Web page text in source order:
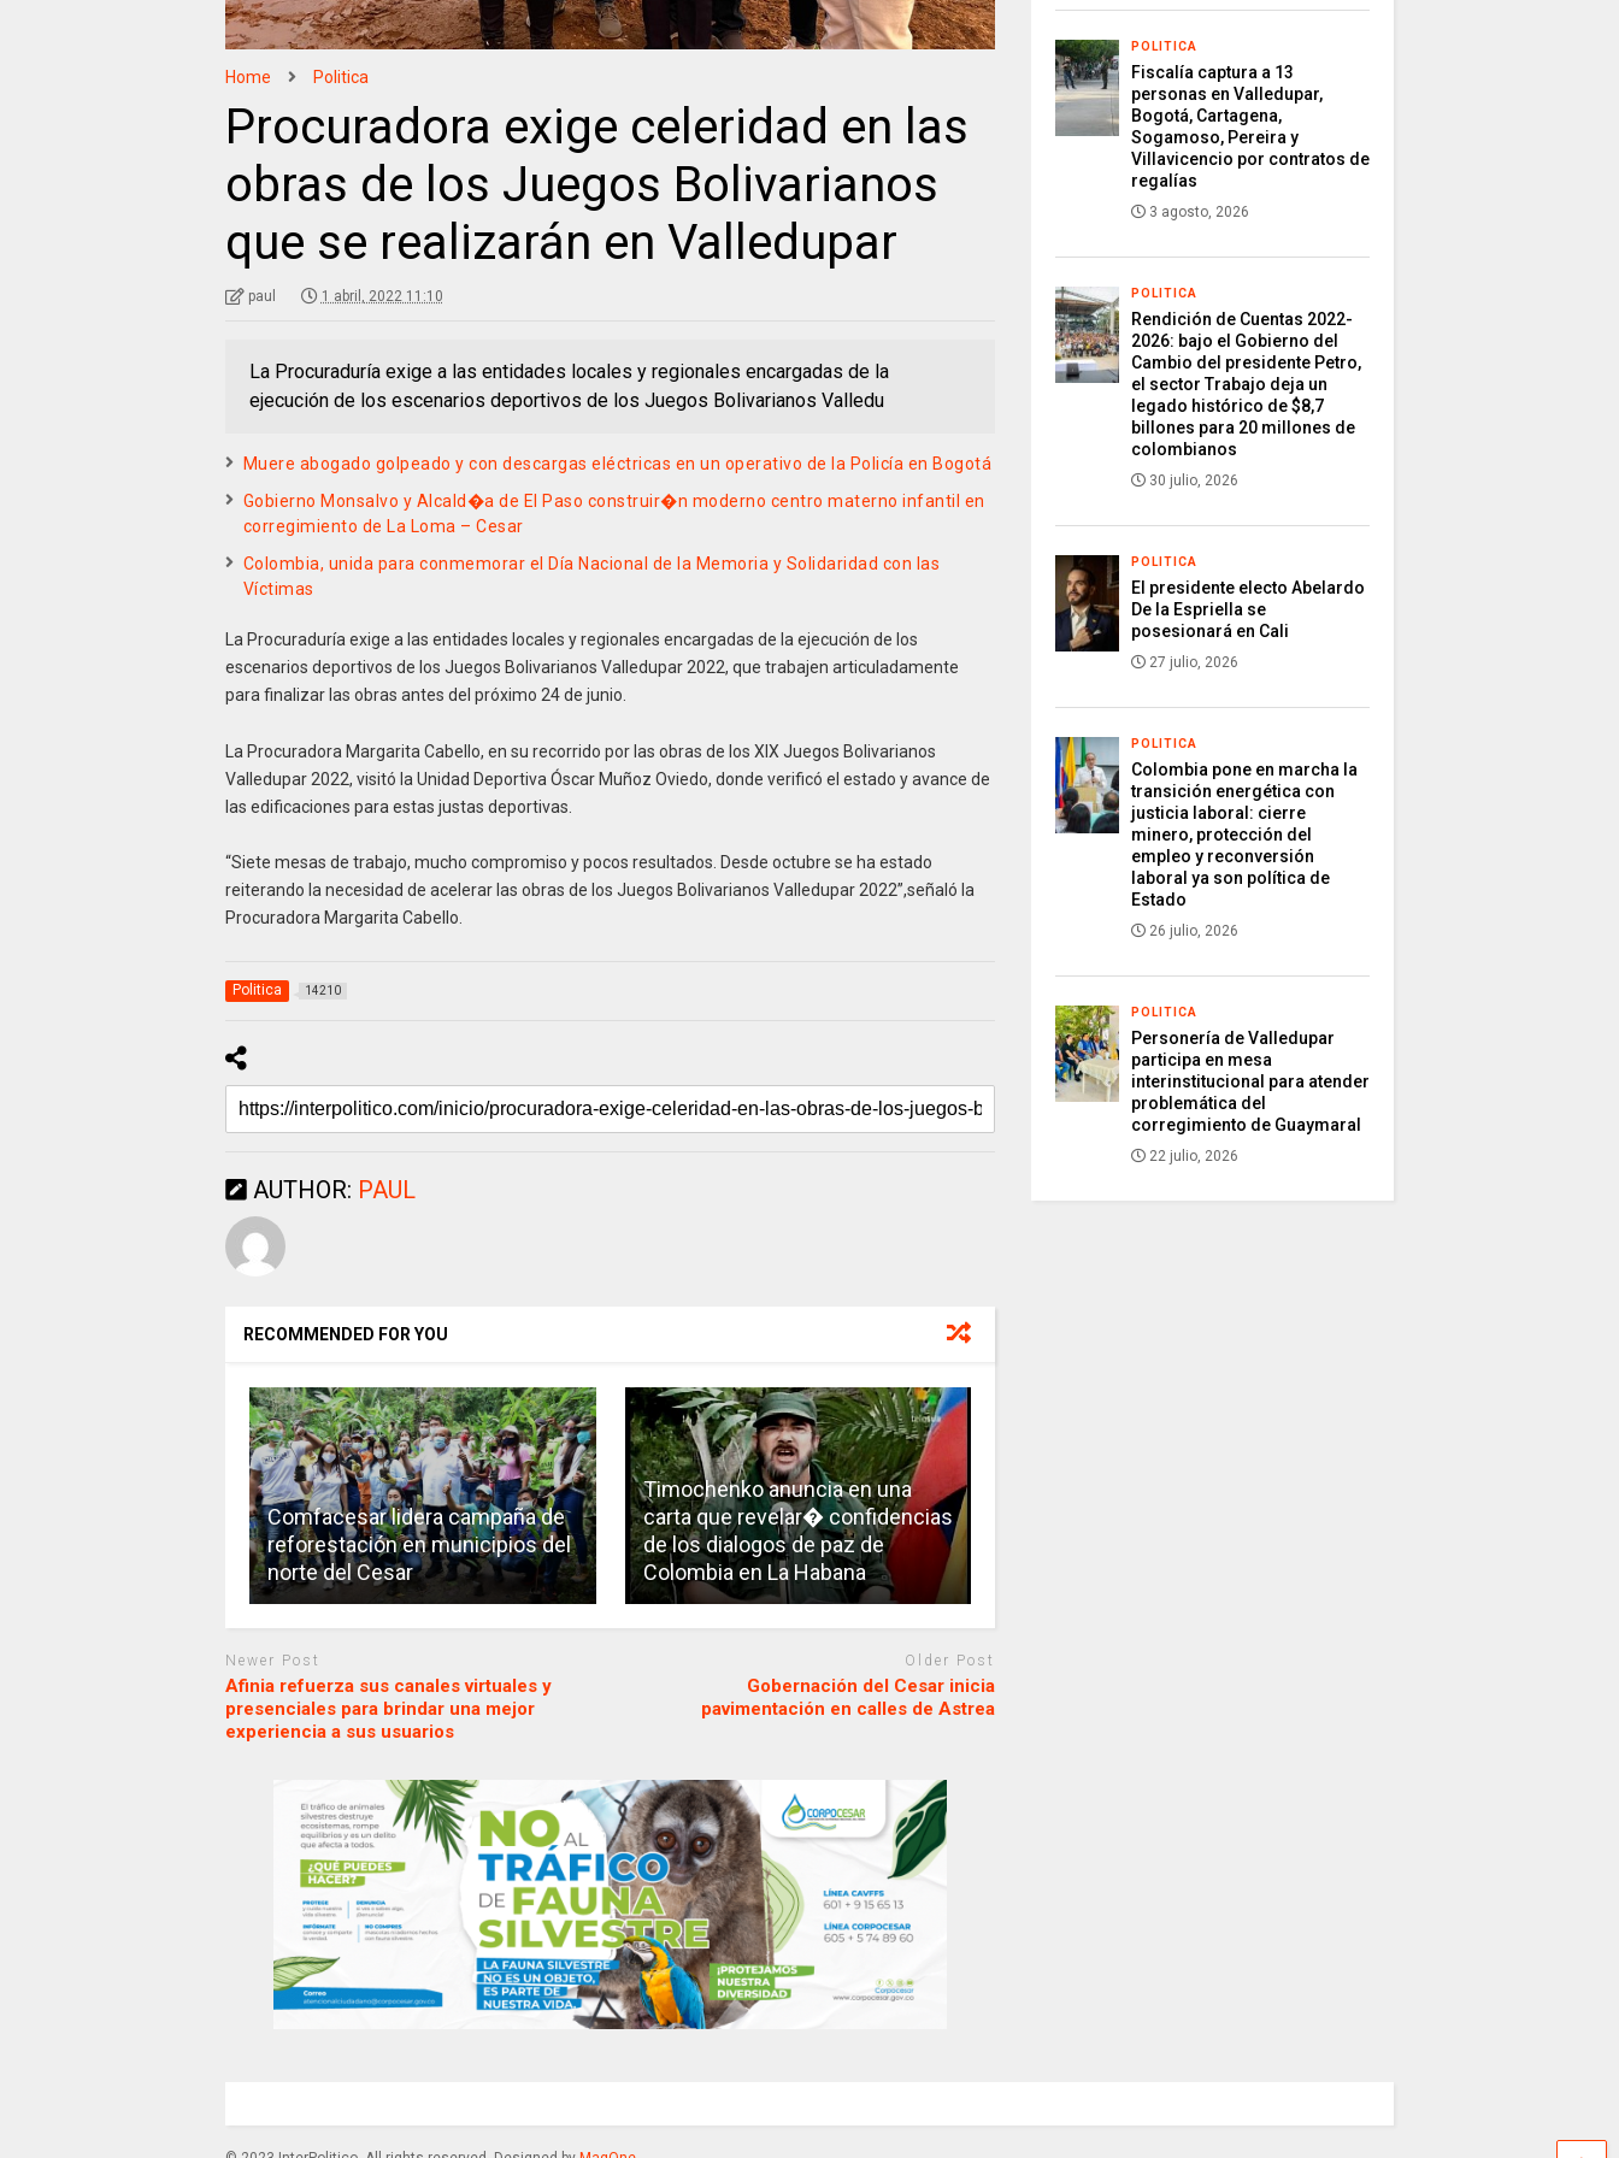
Home Politica
Procuradora exige celeridad en las
obras de los Juegos Bolivarianos
que se realizarán en Valledupar
paul 1 abril, 2022 11:10
La Procuraduría exige a las entidades locales y regionales encargadas de la
ejecución de los escenarios deportivos de los Juegos Bolivarianos Valledu
Muere abogado golpeado y con descargas eléctricas en un operativo de la Policía en Bogotá
Gobierno Monsalvo y Alcald�a de El Paso construir�n moderno centro materno infantil en
corregimiento de La Loma – Cesar
Colombia, unida para conmemorar el Día Nacional de la Memoria y Solidaridad con las
Víctimas
La Procuraduría exige a las entidades locales y regionales encargadas de la ejecución de los
escenarios deportivos de los Juegos Bolivarianos Valledupar 2022, que trabajen articuladamente
para finalizar las obras antes del próximo 24 de junio.
La Procuradora Margarita Cabello, en su recorrido por las obras de los XIX Juegos Bolivarianos
Valledupar 2022, visitó la Unidad Deportiva Óscar Muñoz Oviedo, donde verificó el estado y avance de
las edificaciones para estas justas deportivas.
“Siete mesas de trabajo, mucho compromiso y pocos resultados. Desde octubre se ha estado
reiterando la necesidad de acelerar las obras de los Juegos Bolivarianos Valledupar 2022”,señaló la
Procuradora Margarita Cabello.
Politica 14210
AUTHOR: PAUL
RECOMMENDED FOR YOU
Comfacesar lidera campaña de
reforestación en municipios del
norte del Cesar
Timochenko anuncia en una
carta que revelar� confidencias
de los dialogos de paz de
Colombia en La Habana
Newer Post
Afinia refuerza sus canales virtuales y
presenciales para brindar una mejor
experiencia a sus usuarios
Older Post
Gobernación del Cesar inicia
pavimentación en calles de Astrea
POLITICA
Fiscalía captura a 13
personas en Valledupar,
Bogotá, Cartagena,
Sogamoso, Pereira y
Villavicencio por contratos de
regalías
3 agosto, 2026
POLITICA
Rendición de Cuentas 2022-
2026: bajo el Gobierno del
Cambio del presidente Petro,
el sector Trabajo deja un
legado histórico de $8,7
billones para 20 millones de
colombianos
30 julio, 2026
POLITICA
El presidente electo Abelardo
De la Espriella se
posesionará en Cali
27 julio, 2026
POLITICA
Colombia pone en marcha la
transición energética con
justicia laboral: cierre
minero, protección del
empleo y reconversión
laboral ya son política de
Estado
26 julio, 2026
POLITICA
Personería de Valledupar
participa en mesa
interinstitucional para atender
problemática del
corregimiento de Guaymaral
22 julio, 2026